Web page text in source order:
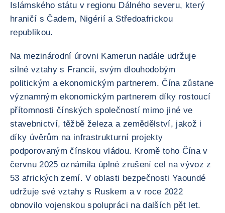
Islámského státu v regionu Dálného severu, který
hraničí s Čadem, Nigérií a Středoafrickou
republikou.
Na mezinárodní úrovni Kamerun nadále udržuje
silné vztahy s Francií, svým dlouhodobým
politickým a ekonomickým partnerem. Čína zůstane
významným ekonomickým partnerem díky rostoucí
přítomnosti čínských společností mimo jiné ve
stavebnictví, těžbě železa a zemědělství, jakož i
díky úvěrům na infrastrukturní projekty
podporovaným čínskou vládou. Kromě toho Čína v
červnu 2025 oznámila úplné zrušení cel na vývoz z
53 afrických zemí. V oblasti bezpečnosti Yaoundé
udržuje své vztahy s Ruskem a v roce 2022
obnovilo vojenskou spolupráci na dalších pět let.